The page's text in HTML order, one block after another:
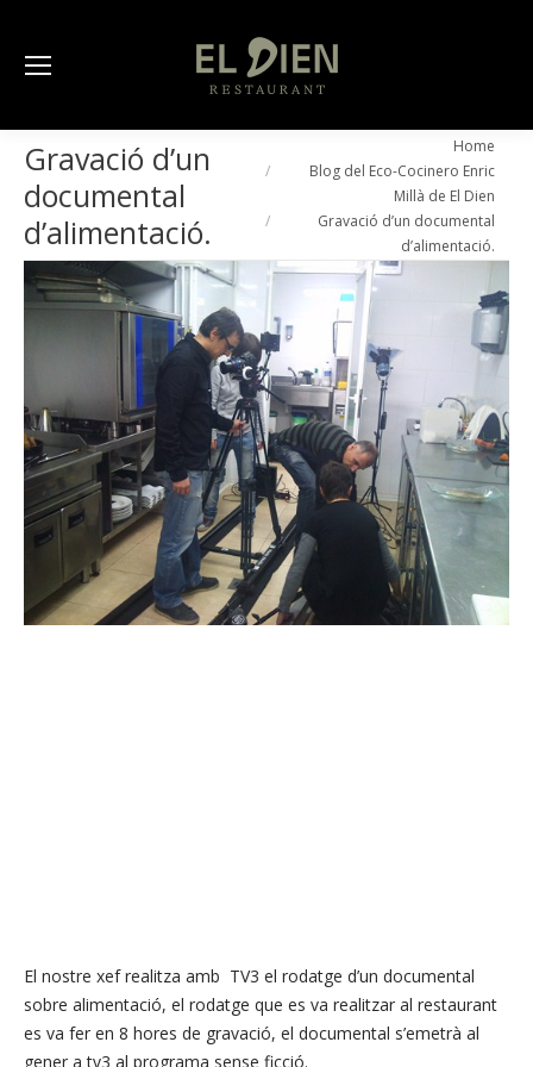
Gravació d’un
documental
d’alimentació.
Home
Blog del Eco-Cocinero Enric
Millà de El Dien
Gravació d’un documental
d’alimentació.
El nostre xef realitza amb TV3 el rodatge d’un documental
sobre alimentació, el rodatge que es va realitzar al restaurant
es va fer en 8 hores de gravació, el documental s’emetrà al
gener a tv3 al programa sense ficció.